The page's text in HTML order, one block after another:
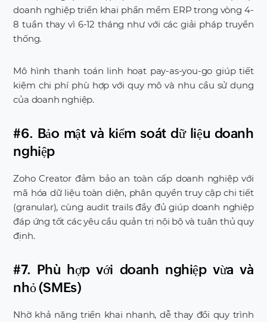
doanh nghiệp triển khai phần mềm ERP trong vòng 4-
8 tuần thay vì 6-12 tháng như với các giải pháp truyền
thống.
Mô hình thanh toán linh hoạt pay-as-you-go giúp tiết
kiệm chi phí phù hợp với quy mô và nhu cầu sử dụng
của doanh nghiệp.
#6. Bảo mật và kiểm soát dữ liệu doanh
nghiệp
Zoho Creator đảm bảo an toàn cấp doanh nghiệp với
mã hóa dữ liệu toàn diện, phân quyền truy cập chi tiết
(granular), cùng audit trails đầy đủ giúp doanh nghiệp
đáp ứng tốt các yêu cầu quản trị nội bộ và tuân thủ quy
định.
#7. Phù hợp với doanh nghiệp vừa và
nhỏ (SMEs)
Nhờ khả năng triển khai nhanh, dễ thay đổi quy trình